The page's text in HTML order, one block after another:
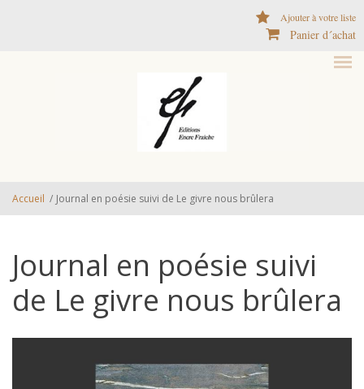
Ajouter à votre liste
Panier d´achat
Accueil / Journal en poésie suivi de Le givre nous brûlera
Journal en poésie suivi
de Le givre nous brûlera